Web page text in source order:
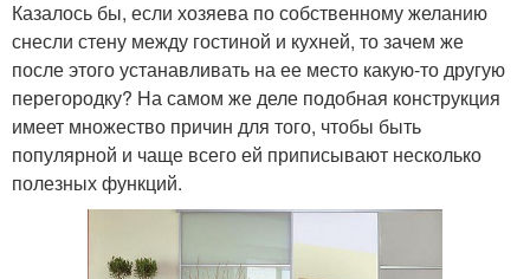
Казалось бы, если хозяева по собственному желанию
снесли стену между гостиной и кухней, то зачем же
после этого устанавливать на ее место какую-то другую
перегородку? На самом же деле подобная конструкция
имеет множество причин для того, чтобы быть
популярной и чаще всего ей приписывают несколько
полезных функций.